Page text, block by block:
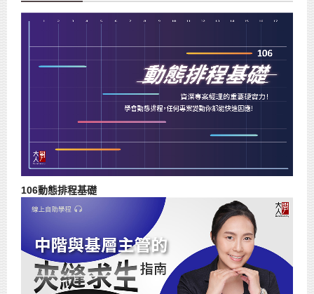
106動態排程基礎